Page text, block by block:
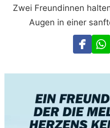
Zwei Freundinnen
Augen in einer